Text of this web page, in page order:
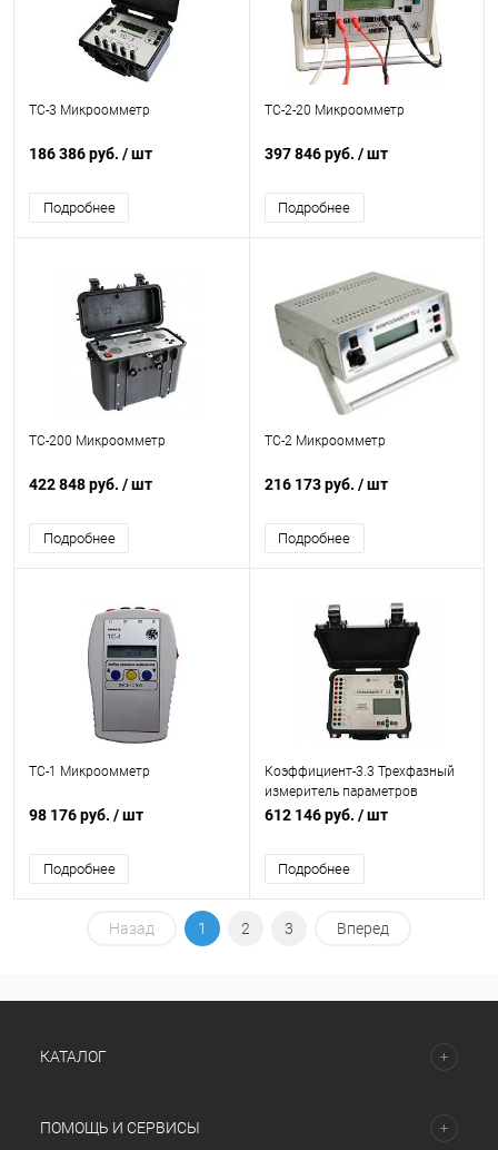
ТС-3 Микроомметр
186 386 руб. / шт
Подробнее
ТС-2-20 Микроомметр
397 846 руб. / шт
Подробнее
ТС-200 Микроомметр
422 848 руб. / шт
Подробнее
ТС-2 Микроомметр
216 173 руб. / шт
Подробнее
ТС-1 Микроомметр
98 176 руб. / шт
Подробнее
Коэффициент-3.3 Трехфазный
измеритель параметров
трансформаторов
612 146 руб. / шт
Подробнее
Назад 1 2 3 Вперед
КАТАЛОГ
ПОМОЩЬ И СЕРВИСЫ